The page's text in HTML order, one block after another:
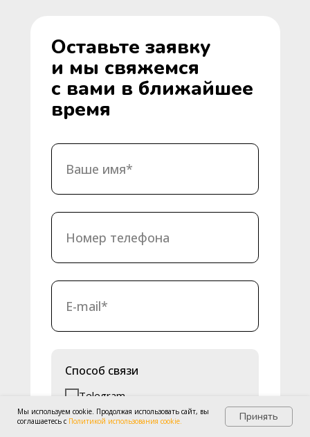
Мы используем cookie. Продолжая использовать сайт, вы
соглашаетесь с Политикой использования cookie. Принять
Оставьте заявку
и мы свяжемся
с вами в ближайшее
время
Способ связи
Telegram
WhatsApp